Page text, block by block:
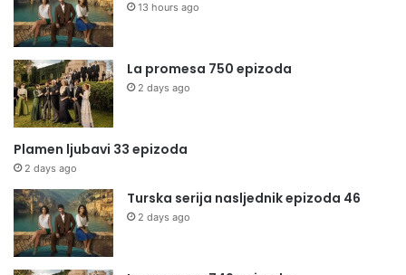
13 hours ago
La promesa 750 epizoda
2 days ago
Plamen ljubavi 33 epizoda
2 days ago
Turska serija nasljednik epizoda 46
2 days ago